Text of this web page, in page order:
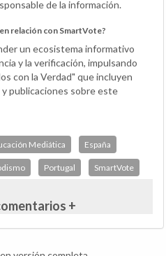
de la información.
relación con SmartVote?
un ecosistema informativo
y la verificación, impulsando
con la Verdad" que incluyen
publicaciones sobre este
Mediática España
Portugal SmartVote
+